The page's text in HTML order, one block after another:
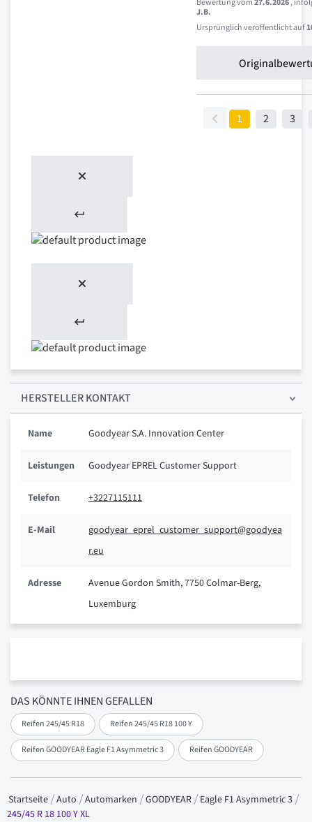
DAS KÖNNTE IHNEN GEFALLEN
Reifen 245/45 R18 Reifen 245/45 R18 100 Y
Reifen GOODYEAR Eagle F1 Asymmetric 3 Reifen GOODYEAR
Bewertung vom27.6.2026,
J.B.
Ursprünglich veröffentlicht auf
1 2 3
HERSTELLER KONTAKT
Name Goodyear S.A. Innovation Center
Leistungen Goodyear EPREL Customer Support
Telefon +3227115111
E-Mail
goodyear_eprel_customer_support@goodyea
r.eu
Adresse
Avenue Gordon Smith, 7750 Colmar-Berg,
Luxemburg
Startseite Auto Automarken GOODYEAR
Eagle F1 Asymmetric 3
245/45 R 18 100 Y XL